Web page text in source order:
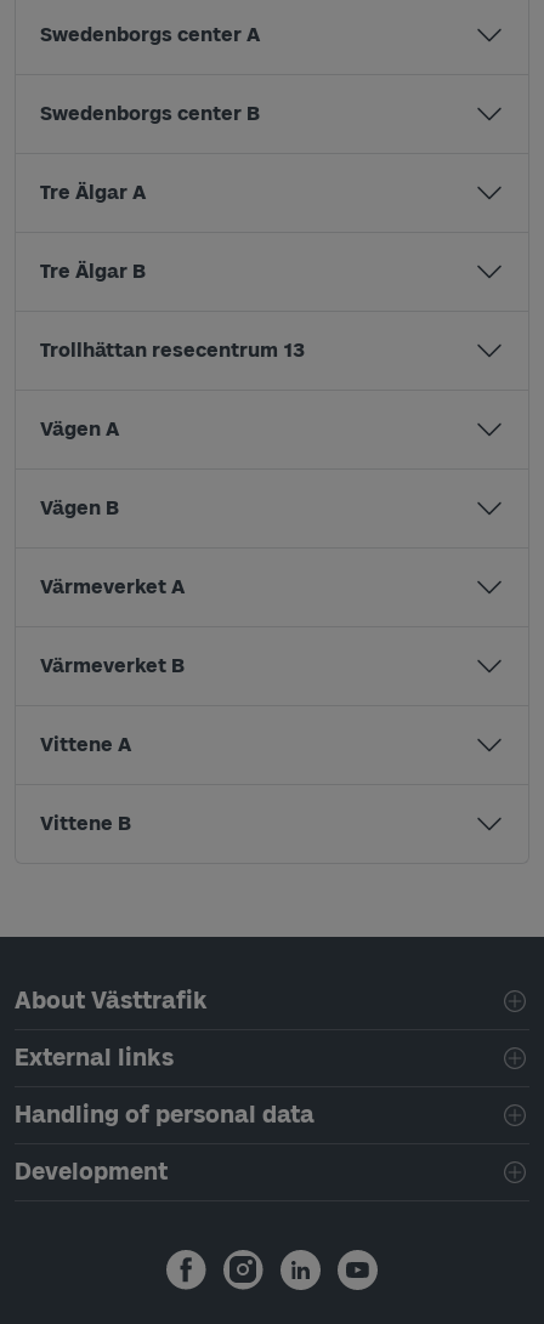
Swedenborgs center A
Swedenborgs center B
Tre Älgar A
Tre Älgar B
Trollhättan resecentrum 13
Vägen A
Vägen B
Värmeverket A
Värmeverket B
Vittene A
Vittene B
Page footer navigation
About Västtrafik
External links
Handling of personal data
Development